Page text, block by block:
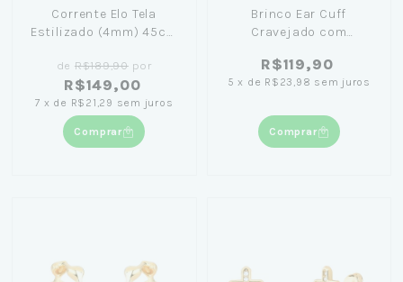
Corrente Elo Tela
Estilizado (4mm) 45cm
Lívia Koeler
de R$189,90por
R$149,00
7 x de R$21,29 sem juros
Comprar
Brinco Ear Cuff
Cravejado com
Ouro 18K
R$119,90
5 x de R$23,98 sem juros
Comprar